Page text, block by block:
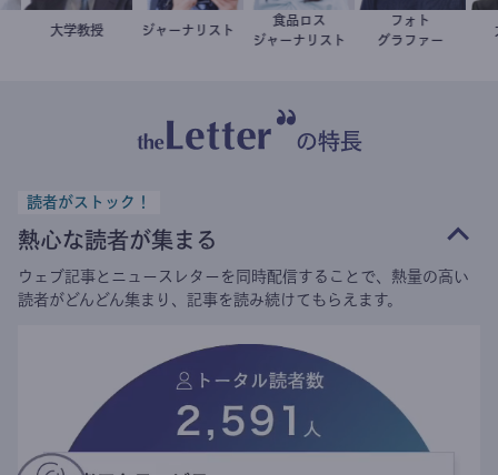
加藤忠史
大学教授 志葉玲
ジャーナリスト 井出留美
食品ロス
ジャーナリスト
別所隆弘
フォト
グラファー
の特長
読者がストック！
熱心な読者が集まる
ウェブ記事とニュースレターを同時配信することで、熱量の高い
読者がどんどん集まり、記事を読み続けてもらえます。